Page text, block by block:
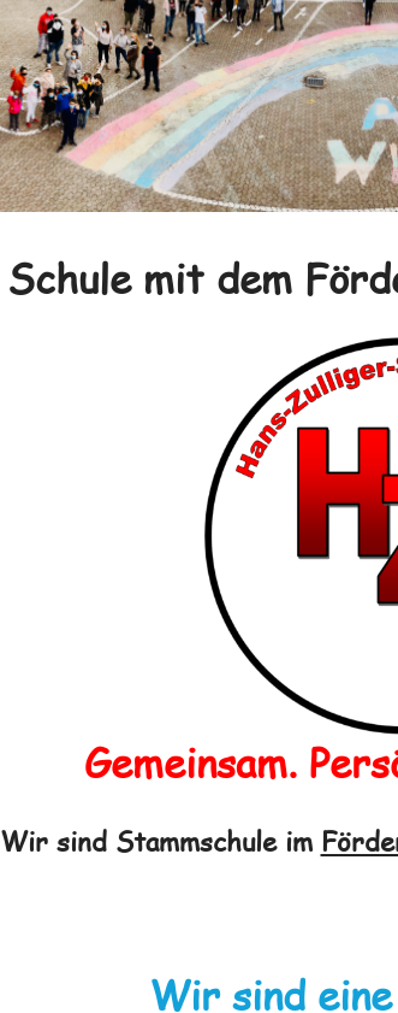
Schule mit dem
Gemeinsam.
Wir sind Stammschule im
Wir sind